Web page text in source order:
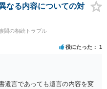
できれば穏やかに、分割を拒否
するということは、遺産はいら
受取を指定されててもいらない
する必要はありません。
なる内容についての対
間の相続トラブル
役にたった 1
遺言であっても遺言の内容を変